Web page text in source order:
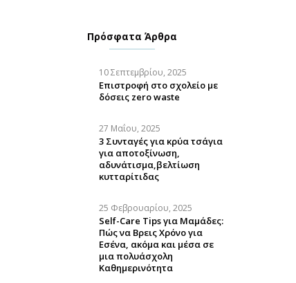
Πρόσφατα Άρθρα
10 Σεπτεμβρίου, 2025
Επιστροφή στο σχολείο με
δόσεις zero waste
27 Μαΐου, 2025
3 Συνταγές για κρύα τσάγια
για αποτοξίνωση,
αδυνάτισμα,βελτίωση
κυτταρίτιδας
25 Φεβρουαρίου, 2025
Self-Care Tips για Μαμάδες:
Πώς να Βρεις Χρόνο για
Εσένα, ακόμα και μέσα σε
μια πολυάσχολη
Καθημερινότητα